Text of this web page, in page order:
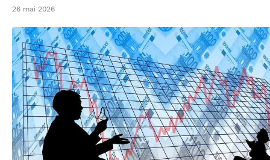
26 mai 2026